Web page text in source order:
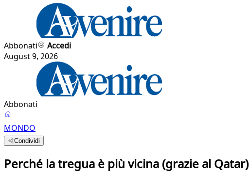
Abbonati
Accedi
August 9, 2026
Abbonati
MONDO
Condividi
Perché la tregua è più vicina (grazie al Qatar)